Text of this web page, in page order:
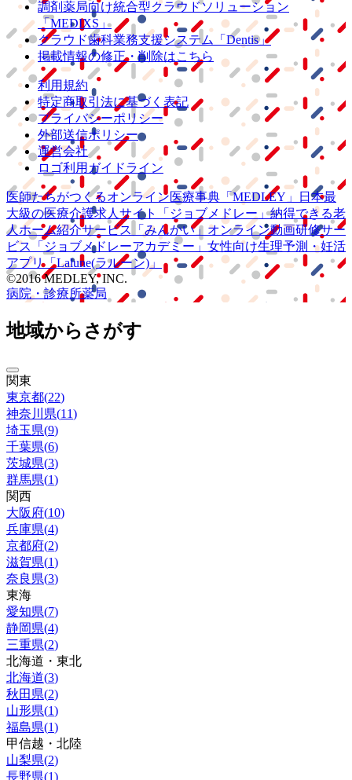
調剤薬局向け統合型クラウドソリューション
「MEDIXS」
クラウド歯科業務支援システム
「Dentis」
掲載情報の修正・削除はこちら
利用規約
特定商取引法に基づく表記
プライバシーポリシー
外部送信ポリシー
運営会社
ロゴ利用ガイドライン
医師たちがつくるオンライン医療事典 「MEDLEY」
日本最
大級の医療介護求人サイト 「ジョブメドレー」納得できる老
人ホーム紹介サービス
「みんかい」 オンライン動画研修サー
ビス
「ジョブメドレーアカデミー」 女性向け生理予測・妊活
アプリ「Lalune(ラルーン)」
©2016 MEDLEY, INC.
病院・診療所薬局
地域からさがす
関東
東京都(22)
神奈川県(11)
埼玉県(9)
千葉県(6)
茨城県(3)
群馬県(1)
関西
大阪府(10)
兵庫県(4)
京都府(2)
滋賀県(1)
奈良県(3)
東海
愛知県(7)
静岡県(4)
三重県(2)
北海道・東北
北海道(3)
秋田県(2)
山形県(1)
福島県(1)
甲信越・北陸
山梨県(2)
長野県(1)